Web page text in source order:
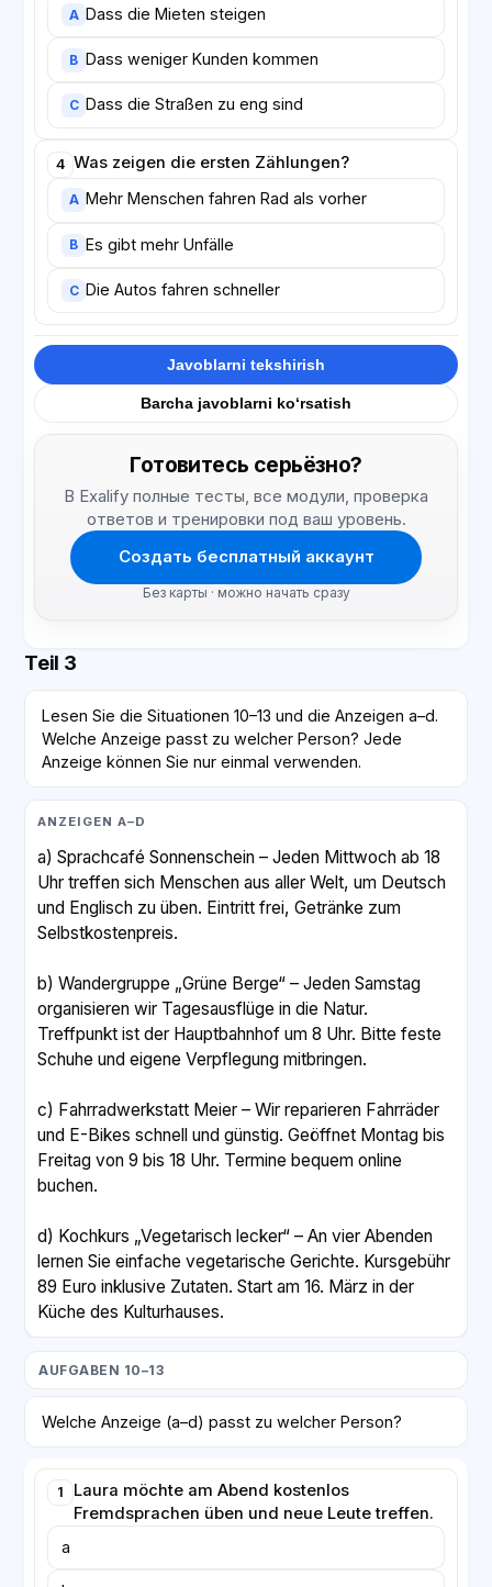
A Dass die Mieten steigen
B Dass weniger Kunden kommen
C Dass die Straßen zu eng sind
4 Was zeigen die ersten Zählungen?
A Mehr Menschen fahren Rad als vorher
B Es gibt mehr Unfälle
C Die Autos fahren schneller
Javoblarni tekshirish
Barcha javoblarni ko‘rsatish
Готовитесь серьёзно?
В Exalify полные тесты, все модули, проверка
ответов и тренировки под ваш уровень.
Создать бесплатный аккаунт
Без карты · можно начать сразу
Teil 3
Lesen Sie die Situationen 10–13 und die Anzeigen a–d.
Welche Anzeige passt zu welcher Person? Jede
Anzeige können Sie nur einmal verwenden.
ANZEIGEN A–D
a) Sprachcafé Sonnenschein – Jeden Mittwoch ab 18
Uhr treffen sich Menschen aus aller Welt, um Deutsch
und Englisch zu üben. Eintritt frei, Getränke zum
Selbstkostenpreis.
b) Wandergruppe „Grüne Berge“ – Jeden Samstag
organisieren wir Tagesausflüge in die Natur.
Treffpunkt ist der Hauptbahnhof um 8 Uhr. Bitte feste
Schuhe und eigene Verpflegung mitbringen.
c) Fahrradwerkstatt Meier – Wir reparieren Fahrräder
und E-Bikes schnell und günstig. Geöffnet Montag bis
Freitag von 9 bis 18 Uhr. Termine bequem online
buchen.
d) Kochkurs „Vegetarisch lecker“ – An vier Abenden
lernen Sie einfache vegetarische Gerichte. Kursgebühr
89 Euro inklusive Zutaten. Start am 16. März in der
Küche des Kulturhauses.
AUFGABEN 10–13
Welche Anzeige (a–d) passt zu welcher Person?
1
Laura möchte am Abend kostenlos
Fremdsprachen üben und neue Leute treffen.
a